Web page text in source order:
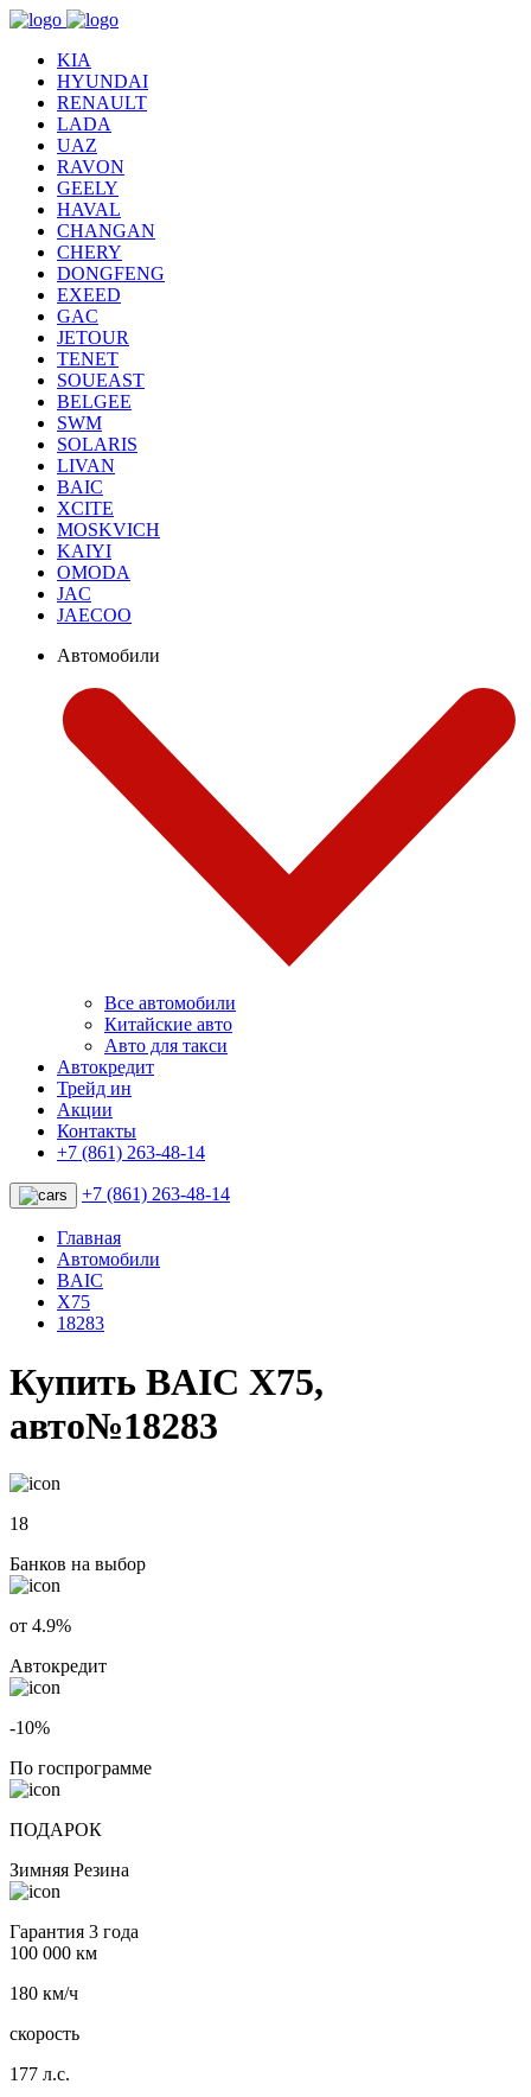
KIA
HYUNDAI
RENAULT
LADA
UAZ
RAVON
GEELY
HAVAL
CHANGAN
CHERY
DONGFENG
EXEED
GAC
JETOUR
TENET
SOUEAST
BELGEE
SWM
SOLARIS
LIVAN
BAIC
XCITE
MOSKVICH
KAIYI
OMODA
JAC
JAECOO
Автомобили
Все автомобили
Китайские авто
Авто для такси
Автокредит
Трейд ин
Акции
Контакты
+7 (861) 263-48-14
+7 (861) 263-48-14
Главная
Автомобили
BAIC
X75
18283
Купить BAIC X75,
авто№18283
18
Банков на выбор
от 4.9%
Автокредит
-10%
По госпрограмме
ПОДАРОК
Зимняя Резина
Гарантия 3 года
100 000 км
180 км/ч
скорость
177 л.с.